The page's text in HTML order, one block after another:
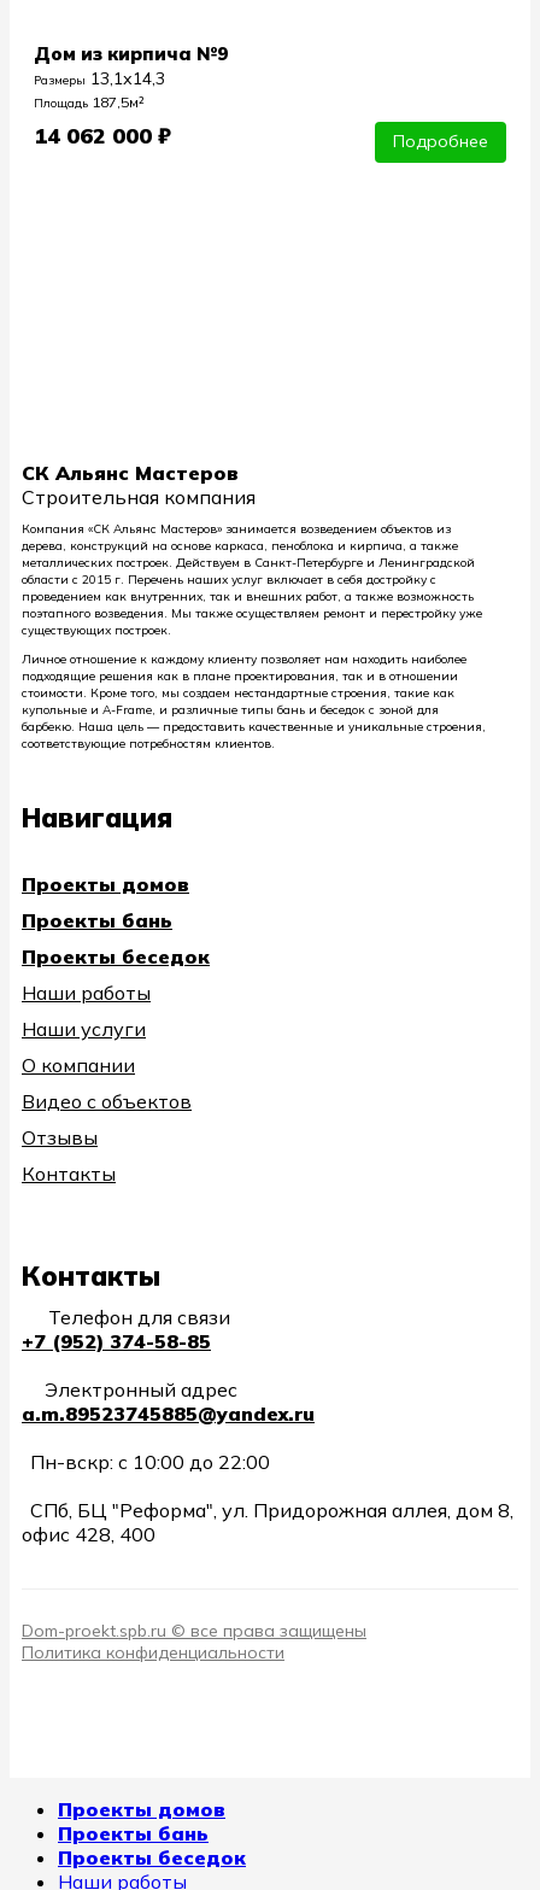
Дом из кирпича №9
Размеры 13,1х14,3
Площадь 187,5м²
14 062 000 ₽ Подробнее
СК Альянс Мастеров
Строительная компания
Компания «СК Альянс Мастеров» занимается возведением объектов из
дерева, конструкций на основе каркаса, пеноблока и кирпича, а также
металлических построек. Действуем в Санкт-Петербурге и Ленинградской
области с 2015 г. Перечень наших услуг включает в себя достройку с
проведением как внутренних, так и внешних работ, а также возможность
поэтапного возведения. Мы также осуществляем ремонт и перестройку уже
существующих построек.
Личное отношение к каждому клиенту позволяет нам находить наиболее
подходящие решения как в плане проектирования, так и в отношении
стоимости. Кроме того, мы создаем нестандартные строения, такие как
купольные и A-Frame, и различные типы бань и беседок с зоной для
барбекю. Наша цель — предоставить качественные и уникальные строения,
соответствующие потребностям клиентов.
Навигация
Проекты домов
Проекты бань
Проекты беседок
Наши работы
Наши услуги
О компании
Видео с объектов
Отзывы
Контакты
Контакты
Телефон для связи
+7 (952) 374-58-85
Электронный адрес
a.m.89523745885@yandex.ru
Пн-вскр: с 10:00 до 22:00
СПб, БЦ "Реформа", ул. Придорожная аллея, дом 8,
офис 428, 400
Dom-proekt.spb.ru © все права защищены
Политика конфиденциальности
Проекты домов
Проекты бань
Проекты беседок
Наши работы